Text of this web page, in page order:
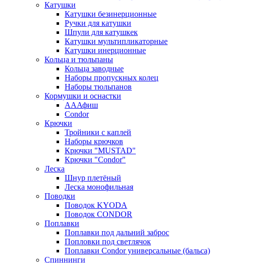
Катушки
Катушки безинерционные
Ручки для катушки
Шпули для катушкек
Катушки мультипликаторные
Катушки инерционные
Кольца и тюльпаны
Кольца заводные
Наборы пропускных колец
Наборы тюльпанов
Кормушки и оснастки
АААфиш
Condor
Крючки
Тройники с каплей
Наборы крючков
Крючки "MUSTAD"
Крючки "Condor"
Леска
Шнур плетёный
Леска монофильная
Поводки
Поводок KYODA
Поводок CONDOR
Поплавки
Поплавки под дальний заброс
Попловки под светлячок
Поплавки Condor универсальные (бальса)
Спиннинги